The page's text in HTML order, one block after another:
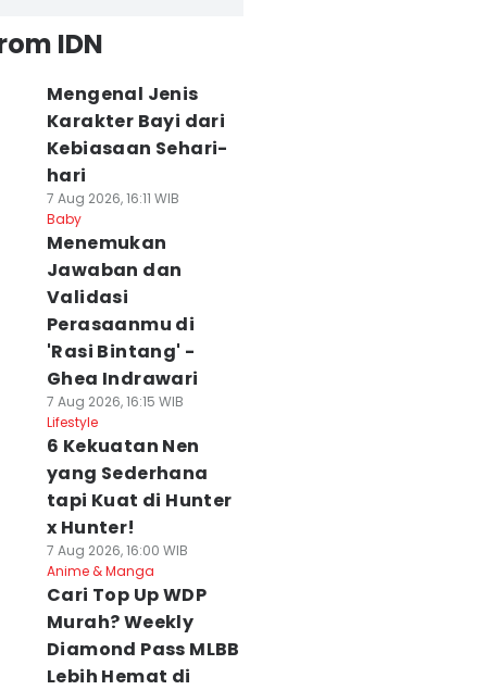
IDN
Mengenal Jenis
Karakter Bayi dari
Kebiasaan Sehari-
hari
7 Aug 2026, 16:11 WIB
Baby
Menemukan
Jawaban dan
Validasi
Perasaanmu di
'Rasi Bintang' -
Ghea Indrawari
7 Aug 2026, 16:15 WIB
Lifestyle
6 Kekuatan Nen
yang Sederhana
tapi Kuat di Hunter
x Hunter!
7 Aug 2026, 16:00 WIB
Anime & Manga
Cari Top Up WDP
Murah? Weekly
Diamond Pass MLBB
Lebih Hemat di